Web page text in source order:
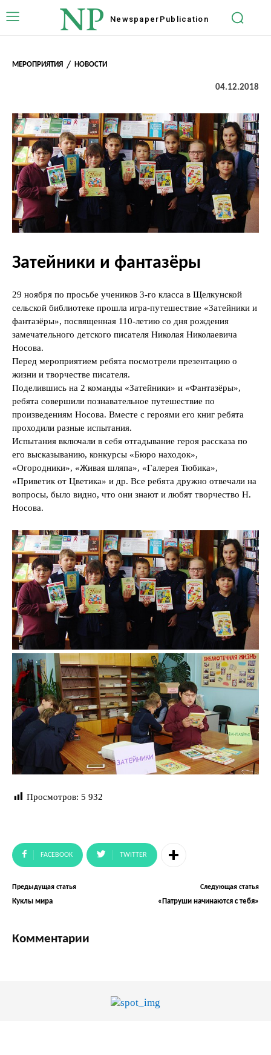
NP Newspaper Publication
МЕРОПРИЯТИЯ НОВОСТИ
04.12.2018
Затейники и фантазёры
29 ноября по просьбе учеников 3-го класса в Щелкунской
сельской библиотеке прошла игра-путешествие «Затейники и
фантазёры», посвященная 110-летию со дня рождения
замечательного детского писателя Николая Николаевича
Носова.
Перед мероприятием ребята посмотрели презентацию о
жизни и творчестве писателя.
Поделившись на 2 команды «Затейники» и «Фантазёры»,
ребята совершили познавательное путешествие по
произведениям Носова. Вместе с героями его книг ребята
проходили разные испытания.
Испытания включали в себя отгадывание героя рассказа по
его высказыванию, конкурсы «Бюро находок»,
«Огородники», «Живая шляпа», «Галерея Тюбика»,
«Приветик от Цветика» и др. Все ребята дружно отвечали на
вопросы, было видно, что они знают и любят творчество Н.
Носова.
Просмотров: 5 932
FACEBOOK TWITTER
Предыдущая статья
Куклы мира
Следующая статья
«Патруши начинаются с тебя»
Комментарии